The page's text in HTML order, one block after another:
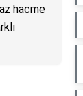
hacme